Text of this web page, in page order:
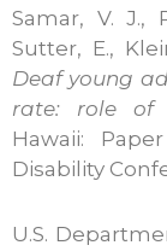
Samar, V. J.,
Sutter, E.,
Deaf young
rate: role of
Hawaii:
Disability
U.S.